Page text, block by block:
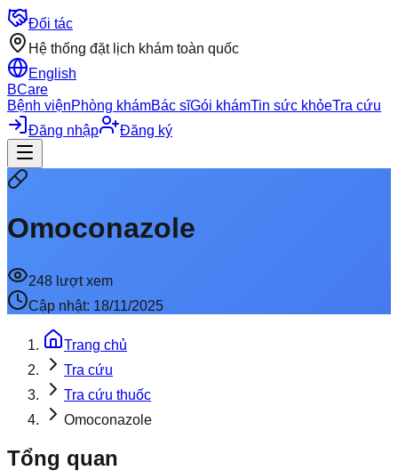
Đối tác
Hệ thống đặt lịch khám toàn quốc
English
BCare
Bệnh việnPhòng khámBác sĩGói khámTin sức khỏeTra cứu
Đăng nhập
Đăng ký
Omoconazole
248 lượt xem
Cập nhật: 18/11/2025
Trang chủ
Tra cứu
Tra cứu thuốc
Omoconazole
Tổng quan